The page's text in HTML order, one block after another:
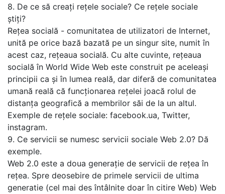
8. De ce să creați rețele sociale? Ce rețele sociale
știți?
Rețea socială - comunitatea de utilizatori de Internet,
unită pe orice bază bazată pe un singur site, numit în
acest caz, rețeaua socială. Cu alte cuvinte, rețeaua
socială în World Wide Web este construit pe aceleași
principii ca și în lumea reală, dar diferă de comunitatea
umană reală că funcționarea rețelei joacă rolul de
distanța geografică a membrilor săi de la un altul.
Exemple de rețele sociale: facebook.ua, Twitter,
instagram.
9. Ce servicii se numesc servicii sociale Web 2.0? Dă
exemple.
Web 2.0 este a doua generație de servicii de rețea în
rețea. Spre deosebire de primele servicii de ultima
generatie (cel mai des întâlnite doar în citire Web) Web